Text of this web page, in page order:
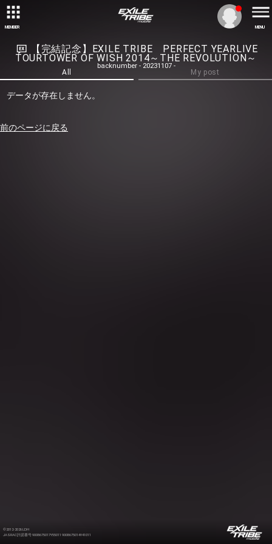
MEMBER MENU
【完結記念】EXILE TRIBE PERFECT YEARLIVE
TOURTOWER OF WISH 2014～THE REVOLUTION～
backnumber - 20231107 -
All My post
データが存在しません。
前のページに戻る
©2012-2026 LDH
JASRAC許諾番号 9008675017Y55011 9008675014Y41011